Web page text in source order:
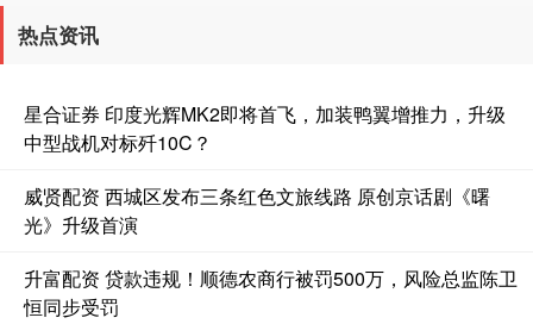
热点资讯
星合证券 印度光辉MK2即将首飞，加装鸭翼增推力，升级
中型战机对标歼10C？
威贤配资 西城区发布三条红色文旅线路 原创京话剧《曙
光》升级首演
升富配资 贷款违规！顺德农商行被罚500万，风险总监陈卫
恒同步受罚